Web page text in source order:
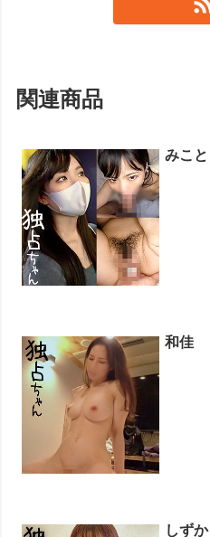
関連商品
みこと
和佳
しずか